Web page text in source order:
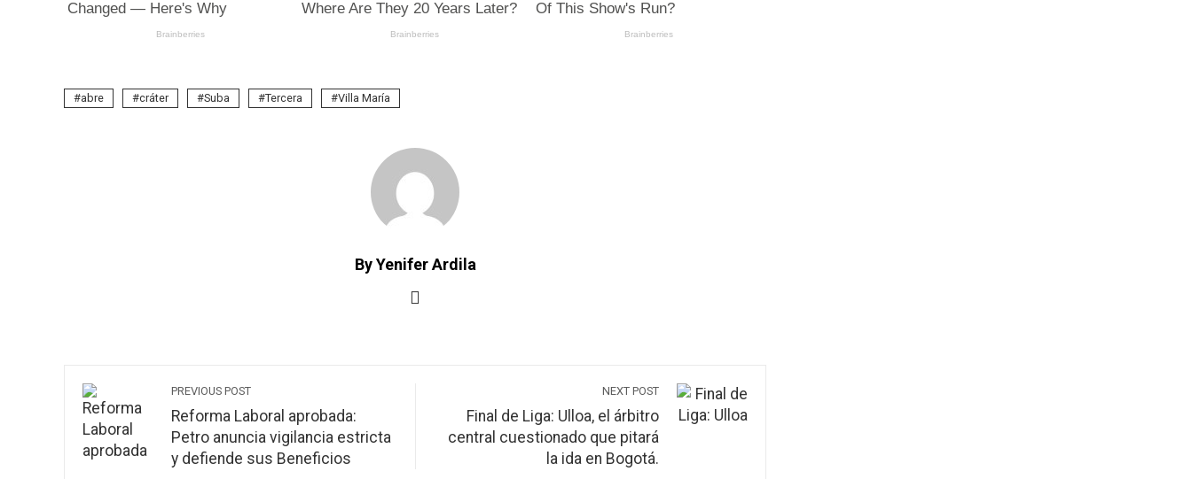
abre cráter Suba Tercera Villa María
By Yenifer Ardila
PREVIOUS POST
Reforma Laboral aprobada:
Petro anuncia vigilancia estricta
y defiende sus Beneficios
NEXT POST
Final de Liga: Ulloa, el árbitro
central cuestionado que pitará
la ida en Bogotá.